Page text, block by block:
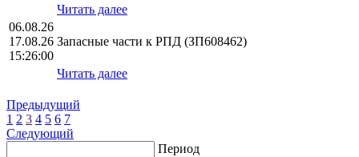
Читать далее
06.08.26
17.08.26
15:26:00
Запасные части к РПД (ЗП608462)
Читать далее
Предыдущий
1 2 3 4 5 6 7
Следующий
Период